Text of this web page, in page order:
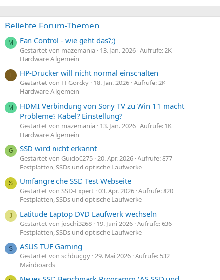
Beliebte Forum-Themen
M Fan Control - wie geht das?;)
Gestartet von mazemania 13. Jan. 2026 Aufrufe: 2K
Hardware Allgemein
F HP-Drucker will nicht normal einschalten
Gestartet von FFGorcky 18. Jan. 2026 Aufrufe: 2K
Hardware Allgemein
M
HDMI Verbindung von Sony TV zu Win 11 macht
Probleme? Kabel? Einstellung?
Gestartet von mazemania 13. Jan. 2026 Aufrufe: 1K
Hardware Allgemein
G SSD wird nicht erkannt
Gestartet von Guido0275 20. Apr. 2026 Aufrufe: 877
Festplatten, SSDs und optische Laufwerke
S Umfangreiche SSD Test Webseite
Gestartet von SSD-Expert 03. Apr. 2026 Aufrufe: 820
Festplatten, SSDs und optische Laufwerke
J Latitude Laptop DVD Laufwerk wechseln
Gestartet von joschi3268 19. Juni 2026 Aufrufe: 636
Festplatten, SSDs und optische Laufwerke
S ASUS TUF Gaming
Gestartet von schbuggy 29. Mai 2026 Aufrufe: 532
Mainboards